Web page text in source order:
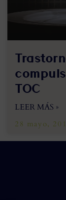
TOC
LEER MÁS »
28 mayo,